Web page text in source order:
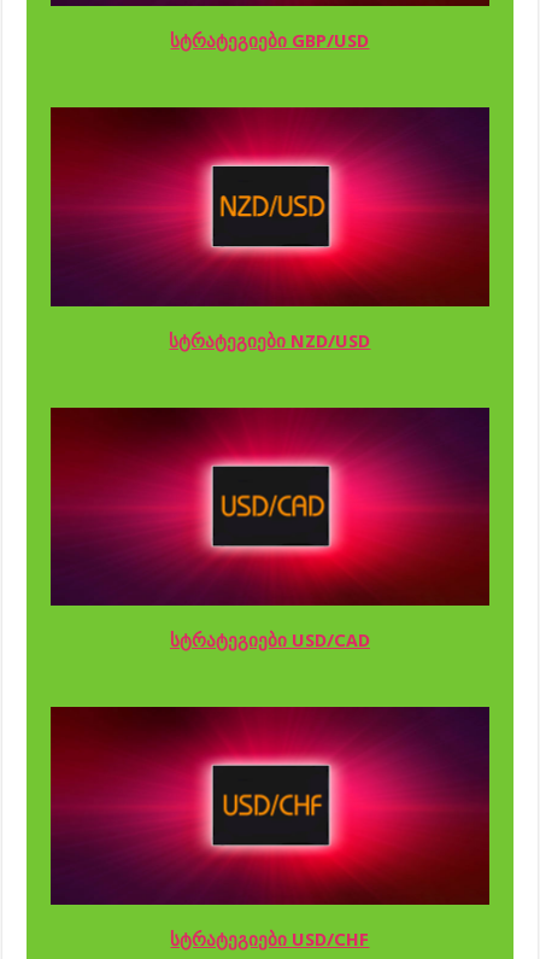
სტრატეგიები GBP/USD
სტრატეგიები NZD/USD
სტრატეგიები USD/CAD
სტრატეგიები USD/CHF